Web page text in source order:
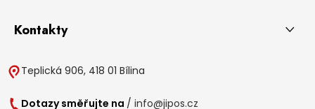
Kontakty
Teplická 906, 418 01 Bílina
Dotazy směřujte na / info@jipos.cz